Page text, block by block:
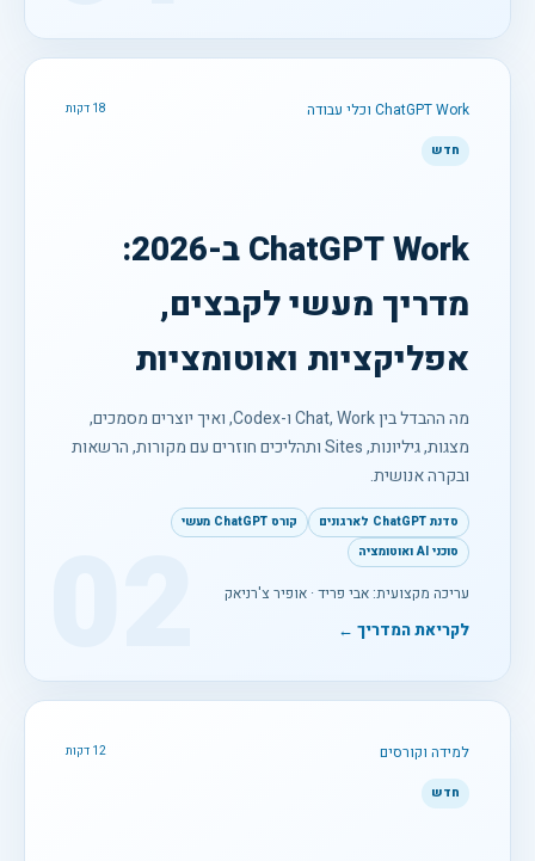
ChatGPT Work וכלי עבודה 18 דקות
חדש
ChatGPT Work ב-2026:
מדריך מעשי לקבצים,
אפליקציות ואוטומציות
מה ההבדל בין Chat, Work ו-Codex, ואיך יוצרים מסמכים,
מצגות, גיליונות, Sites ותהליכים חוזרים עם מקורות, הרשאות
ובקרה אנושית.
סדנת ChatGPT לארגונים
קורס ChatGPT מעשי
סוכני AI ואוטומציה
עריכה מקצועית: אבי פריד · אופיר צ'רניאק
לקריאת המדריך ←
למידה וקורסים 12 דקות
חדש